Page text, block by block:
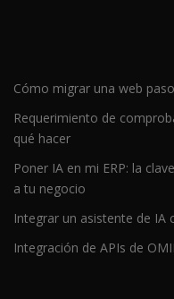
Cómo migrar una web
Requerimiento de
qué hacer
Poner IA en mi ERP: la
a tu negocio
Integrar un asistente de IA
Integración de APIs de